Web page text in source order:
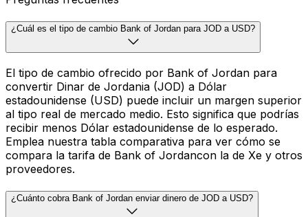
¿Cuál es el tipo de cambio Bank of Jordan para JOD a USD?
El tipo de cambio ofrecido por Bank of Jordan para
convertir Dinar de Jordania (JOD) a Dólar
estadounidense (USD) puede incluir un margen superior
al tipo real de mercado medio. Esto significa que podrías
recibir menos Dólar estadounidense de lo esperado.
Emplea nuestra tabla comparativa para ver cómo se
compara la tarifa de Bank of Jordancon la de Xe y otros
proveedores.
¿Cuánto cobra Bank of Jordan enviar dinero de JOD a USD?